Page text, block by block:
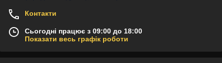
Контакти
Сьогодні працює з 09:00 до 18:00
Показати весь графік роботи